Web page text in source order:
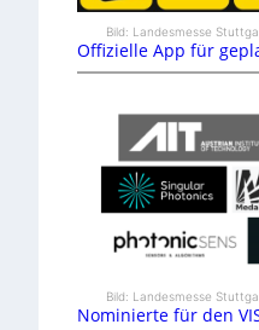
Bild: Landesmesse
Offizielle App für
Bild: Landesmesse
Nominierte für den